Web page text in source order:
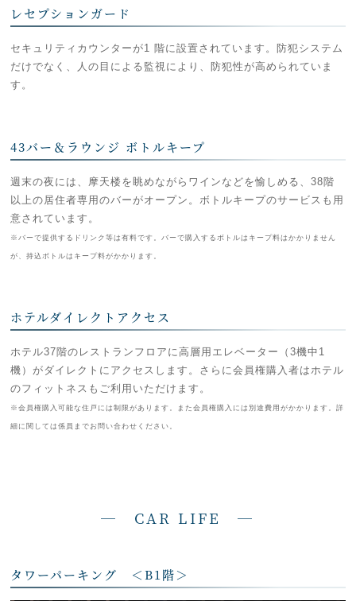
レセプションガード
セキュリティカウンターが1 階に設置されています。防犯システム
だけでなく、人の目による監視により、防犯性が高められていま
す。
43バー＆ラウンジ ボトルキープ
週末の夜には、摩天楼を眺めながらワインなどを愉しめる、38階
以上の居住者専用のバーがオープン。ボトルキープのサービスも用
意されています。
※バーで提供するドリンク等は有料です。バーで購入するボトルはキープ料はかかりません
が、持込ボトルはキープ料がかかります。
ホテルダイレクトアクセス
ホテル37階のレストランフロアに高層用エレベーター（3機中1
機）がダイレクトにアクセスします。さらに会員権購入者はホテル
のフィットネスもご利用いただけます。
※会員権購入可能な住戸には制限があります。また会員権購入には別途費用がかかります。詳
細に関しては係員までお問い合わせください。
― CAR LIFE —
タワーパーキング ＜B1階＞